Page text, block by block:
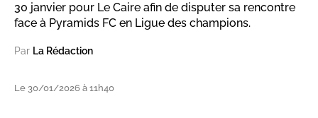
30 janvier pour Le Caire afin de disputer sa rencontre
face à Pyramids FC en Ligue des champions.
Par La Rédaction
Le 30/01/2026 à 11h40